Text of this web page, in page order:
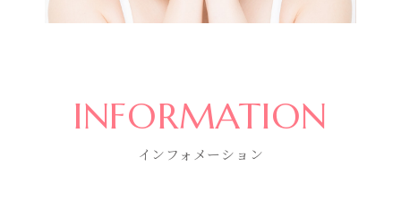
INFORMATION
インフォメーション